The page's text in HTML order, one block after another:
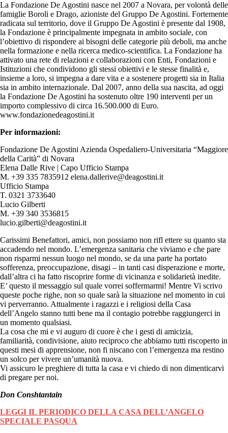
La Fondazione De Agostini nasce nel 2007 a Novara, per volontà delle
famiglie Boroli e Drago, azioniste del Gruppo De Agostini. Fortemente
radicata sul territorio, dove il Gruppo De Agostini è presente dal 1908,
la Fondazione è principalmente impegnata in ambito sociale, con
l’obiettivo di rispondere ai bisogni delle categorie più deboli, ma anche
nella formazione e nella ricerca medico-scientifica. La Fondazione ha
attivato una rete di relazioni e collaborazioni con Enti, Fondazioni e
Istituzioni che condividono gli stessi obiettivi e le stesse finalità e,
insieme a loro, si impegna a dare vita e a sostenere progetti sia in Italia
sia in ambito internazionale. Dal 2007, anno della sua nascita, ad oggi
la Fondazione De Agostini ha sostenuto oltre 190 interventi per un
importo complessivo di circa 16.500.000 di Euro.
www.fondazionedeagostini.it
Per informazioni:
Fondazione De Agostini Azienda Ospedaliero-Universitaria “Maggiore
della Carità” di Novara
Elena Dalle Rive | Capo Ufficio Stampa
M. +39 335 7835912 elena.dallerive@deagostini.it
Ufficio Stampa
T. 0321 3733640
Lucio Gilberti
M. +39 340 3536815
lucio.gilberti@deagostini.it
Carissimi Benefattori, amici, non possiamo non rifl ettere su quanto sta
accadendo nel mondo. L’emergenza sanitaria che viviamo e che pare
non risparmi nessun luogo nel mondo, se da una parte ha portato
sofferenza, preoccupazione, disagi – in tanti casi disperazione e morte,
dall’altra ci ha fatto riscoprire forme di vicinanza e solidarietà inedite.
E’ questo il messaggio sul quale vorrei soffermarmi! Mentre Vi scrivo
queste poche righe, non so quale sarà la situazione nel momento in cui
vi perverranno. Attualmente i ragazzi e i religiosi della Casa
dell’Angelo stanno tutti bene ma il contagio potrebbe raggiungerci in
un momento qualsiasi.
La cosa che mi e vi auguro di cuore è che i gesti di amicizia,
familiarità, condivisione, aiuto reciproco che abbiamo tutti riscoperto in
questi mesi di apprensione, non fi niscano con l’emergenza ma restino
un solco per vivere un’umanità nuova.
Vi assicuro le preghiere di tutta la casa e vi chiedo di non dimenticarvi
di pregare per noi.
Don Conshtantain
LEGGI IL PERIODICO DELLA CASA DELL’ANGELO
SPECIALE PASQUA